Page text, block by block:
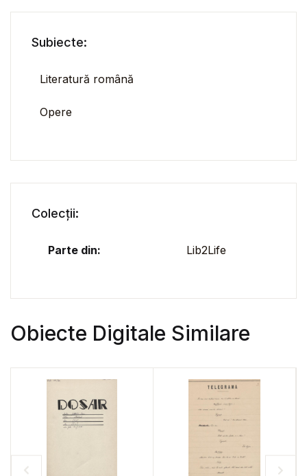
Subiecte:
Literatură română
Opere
Colecții:
Parte din: Lib2Life
Obiecte Digitale Similare